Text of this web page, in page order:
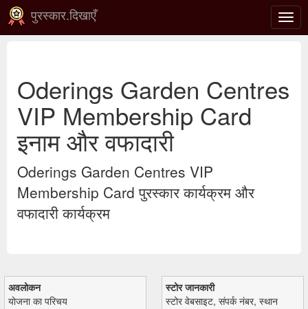
टॉगल
से
पुरस्कार.दिखाएँ
Oderings Garden Centres
VIP Membership Card
इनाम और वफादारी
Oderings Garden Centres VIP
Membership Card पुरस्कार कार्यक्रम और
वफादारी कार्यक्रम
अवलोकन
योजना का परिचय
स्टोर जानकारी
स्टोर वेबसाइट, संपर्क नंबर, स्थान